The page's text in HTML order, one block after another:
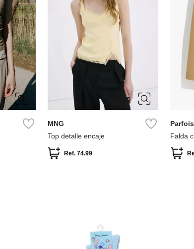
MNG
Top detalle encaje
Ref.74.99
Parfois
Falda